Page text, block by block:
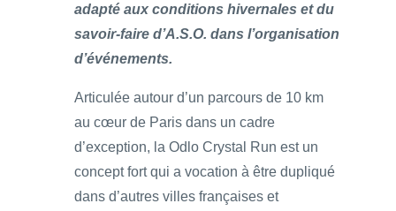
adapté aux conditions hivernales et du
savoir-faire d’A.S.O. dans l’organisation
d’événements.
Articulée autour d’un parcours de 10 km
au cœur de Paris dans un cadre
d’exception, la Odlo Crystal Run est un
concept fort qui a vocation à être dupliqué
dans d’autres villes françaises et